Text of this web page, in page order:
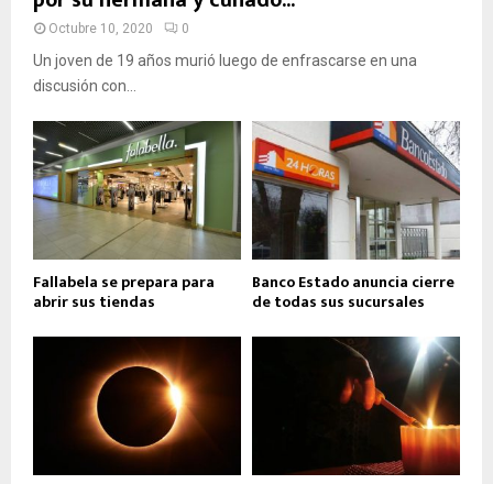
Octubre 10, 2020 0
Un joven de 19 años murió luego de enfrascarse en una
discusión con...
Fallabela se prepara para
abrir sus tiendas
Banco Estado anuncia cierre
de todas sus sucursales